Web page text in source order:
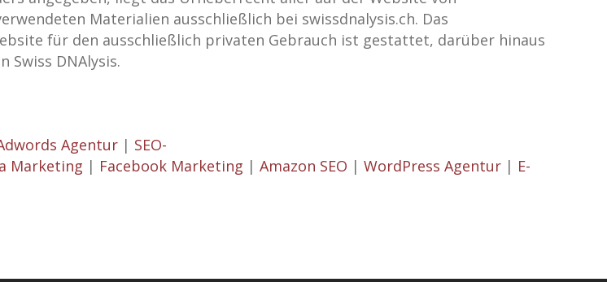
Materialien ausschließlich bei swissdnalysis.ch. Das
für den ausschließlich privaten Gebrauch ist gestattet, darüber hinaus
Swiss DNAlysis.
Agentur | SEO-
Marketing | Facebook Marketing | Amazon SEO | WordPress Agentur | E-